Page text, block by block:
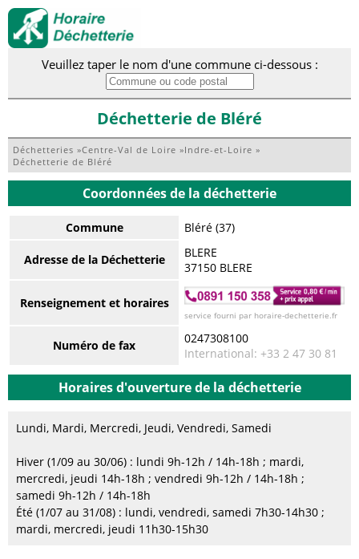
Veuillez taper le nom d'une commune ci-dessous :
Déchetterie de Bléré
Déchetteries »Centre-Val de Loire »Indre-et-Loire »
Déchetterie de Bléré
Coordonnées de la déchetterie
Commune Bléré (37)
Adresse de la Déchetterie
BLERE
37150 BLERE
Renseignement et horaires
service fourni par horaire-dechetterie.fr
Numéro de fax
0247308100
International: +33 2 47 30 81
Horaires d'ouverture de la déchetterie
Lundi, Mardi, Mercredi, Jeudi, Vendredi, Samedi
Hiver (1/09 au 30/06) : lundi 9h-12h / 14h-18h ; mardi,
mercredi, jeudi 14h-18h ; vendredi 9h-12h / 14h-18h ;
samedi 9h-12h / 14h-18h
Été (1/07 au 31/08) : lundi, vendredi, samedi 7h30-14h30 ;
mardi, mercredi, jeudi 11h30-15h30